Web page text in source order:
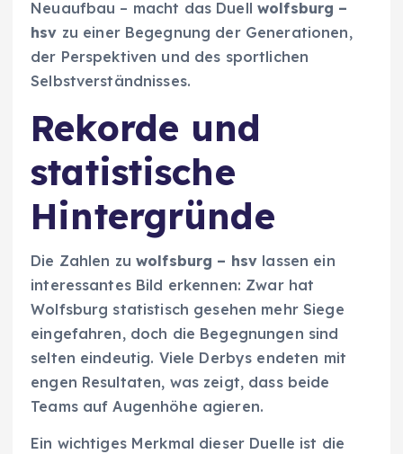
Neuaufbau – macht das Duellwolfsburg –
hsv zu einer Begegnung der Generationen,
der Perspektiven und des sportlichen
Selbstverständnisses.
Rekorde und
statistische
Hintergründe
Die Zahlen zuwolfsburg – hsv lassen ein
interessantes Bild erkennen: Zwar hat
Wolfsburg statistisch gesehen mehr Siege
eingefahren, doch die Begegnungen sind
selten eindeutig. Viele Derbys endeten mit
engen Resultaten, was zeigt, dass beide
Teams auf Augenhöhe agieren.
Ein wichtiges Merkmal dieser Duelle ist die